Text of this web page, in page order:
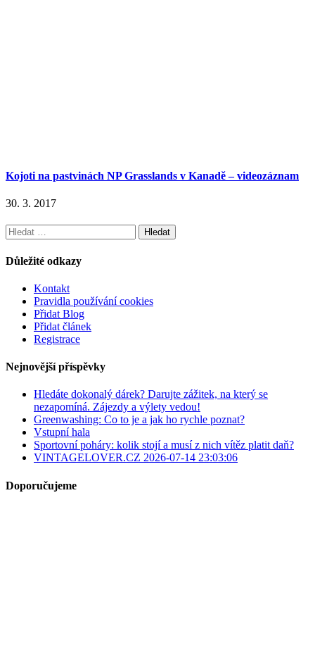
Kojoti na pastvinách NP Grasslands v Kanadě – videozáznam
30. 3. 2017
Vyhledávání
Důležité odkazy
Kontakt
Pravidla používání cookies
Přidat Blog
Přidat článek
Registrace
Nejnovější příspěvky
Hledáte dokonalý dárek? Darujte zážitek, na který se
nezapomíná. Zájezdy a výlety vedou!
Greenwashing: Co to je a jak ho rychle poznat?
Vstupní hala
Sportovní poháry: kolik stojí a musí z nich vítěz platit daň?
VINTAGELOVER.CZ 2026-07-14 23:03:06
Doporučujeme